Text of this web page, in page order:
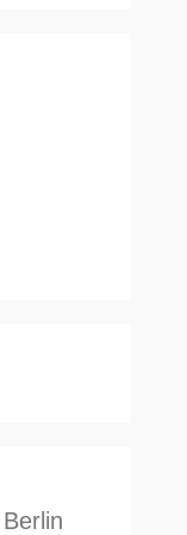
Berlin